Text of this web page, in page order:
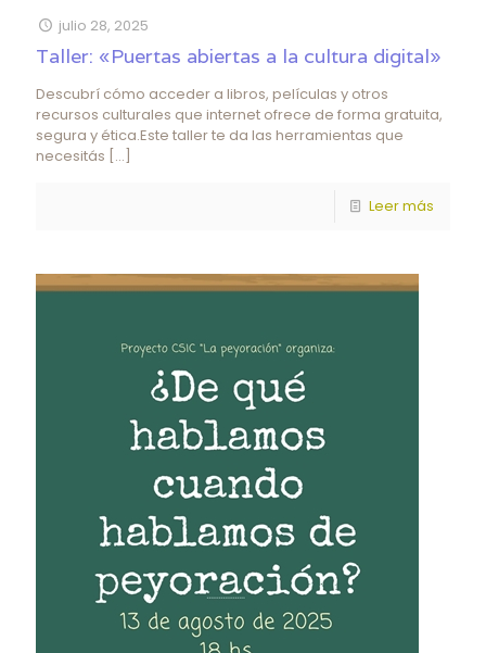
julio 28, 2025
Taller: «Puertas abiertas a la cultura digital»
Descubrí cómo acceder a libros, películas y otros
recursos culturales que internet ofrece de forma gratuita,
segura y ética.Este taller te da las herramientas que
necesitás […]
Leer más